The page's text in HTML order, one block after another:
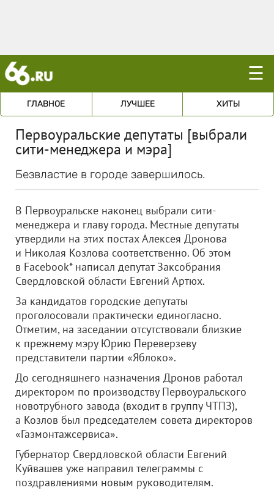
☰
ГЛАВНОЕ ЛУЧШЕЕ ХИТЫ
Первоуральские депутаты [выбрали
сити-менеджера и мэра]
Безвластие в городе завершилось.
В Первоуральске наконец выбрали сити-
менеджера и главу города. Местные депутаты
утвердили на этих постах Алексея Дронова
и Николая Козлова соответственно. Об этом
в Facebook* написал депутат Заксобрания
Свердловской области Евгений Артюх.
За кандидатов городские депутаты
проголосовали практически единогласно.
Отметим, на заседании отсутствовали близкие
к прежнему мэру Юрию Переверзеву
представители партии «Яблоко».
До сегодняшнего назначения Дронов работал
директором по производству Первоуральского
новотрубного завода (входит в группу ЧТПЗ),
а Козлов был председателем совета директоров
«Газмонтажсервиса».
Губернатор Свердловской области Евгений
Куйвашев уже направил телеграммы с
поздравлениями новым руководителям.